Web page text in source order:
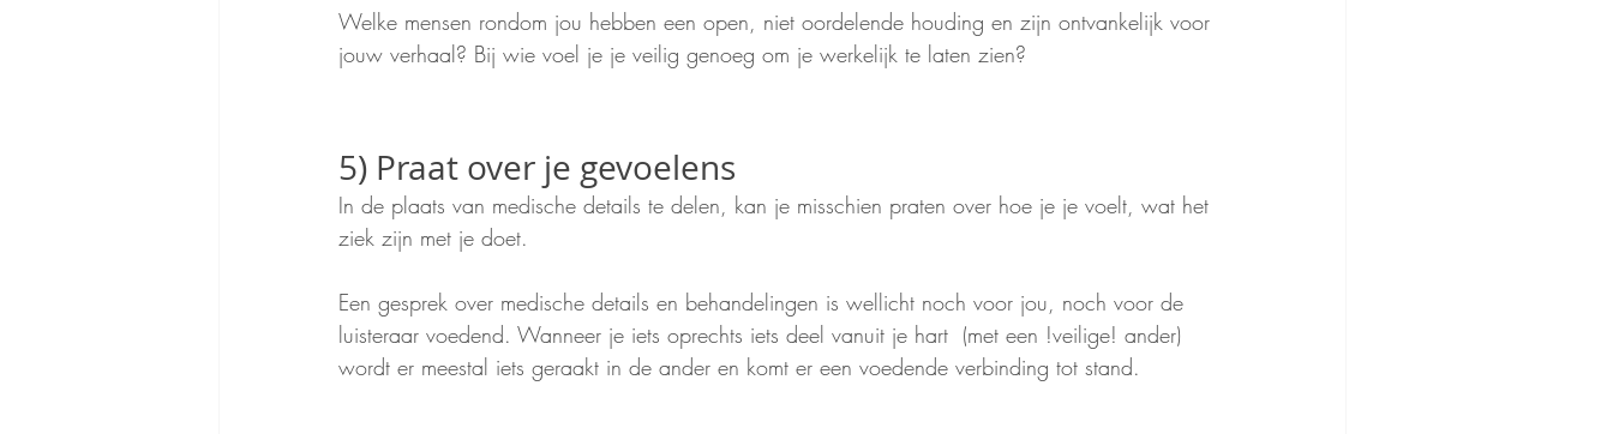
Welke mensen rondom jou hebben een open, niet oordelende houding en zijn ontvankelijk voor
jouw verhaal? Bij wie voel je je veilig genoeg om je werkelijk te laten zien?
5) Praat over je gevoelens
In de plaats van medische details te delen, kan je misschien praten over hoe je je voelt, wat het
ziek zijn met je doet.
Een gesprek over medische details en behandelingen is wellicht noch voor jou, noch voor de
luisteraar voedend. Wanneer je iets oprechts iets deel vanuit je hart  (met een !veilige! ander)
wordt er meestal iets geraakt in de ander en komt er een voedende verbinding tot stand.